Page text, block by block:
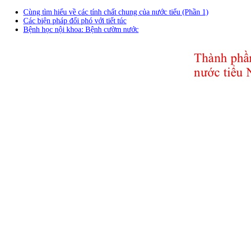
Cùng tìm hiểu về các tính chất chung của nước tiểu (Phần 1)
Các biện pháp đối phó với tiết túc
Bệnh học nội khoa: Bệnh cườm nước